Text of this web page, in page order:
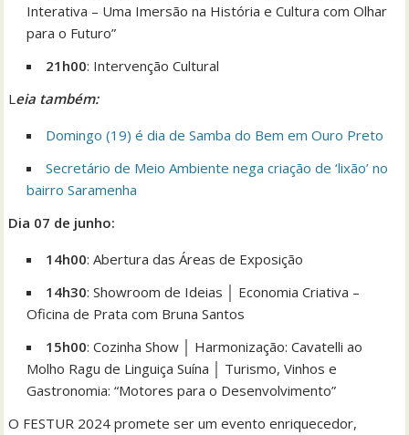
Interativa – Uma Imersão na História e Cultura com Olhar
para o Futuro”
21h00: Intervenção Cultural
Leia também:
Domingo (19) é dia de Samba do Bem em Ouro Preto
Secretário de Meio Ambiente nega criação de ‘lixão’ no
bairro Saramenha
Dia 07 de junho:
14h00: Abertura das Áreas de Exposição
14h30: Showroom de Ideias │ Economia Criativa –
Oficina de Prata com Bruna Santos
15h00: Cozinha Show │ Harmonização: Cavatelli ao
Molho Ragu de Linguiça Suína │ Turismo, Vinhos e
Gastronomia: “Motores para o Desenvolvimento”
O FESTUR 2024 promete ser um evento enriquecedor,